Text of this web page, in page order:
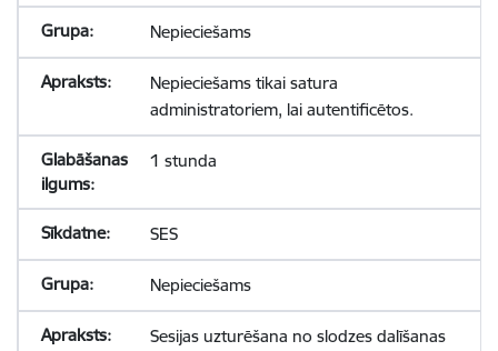
Nepieciešams
Nepieciešams tikai satura
administratoriem, lai autentificētos.
1 stunda
SES
Nepieciešams
Sesijas uzturēšana no slodzes dalīšanas